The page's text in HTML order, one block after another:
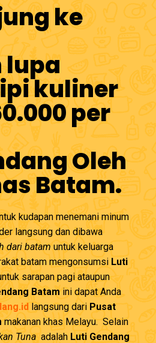
ke
lupa
kuliner
per
Oleh
Batam.
kudapan menemani minum
langsung dan dibawa
dari batamuntuk keluarga
batam mengonsumsi Luti
sarapan pagi ataupun
Batamini dapat Anda
langsung dari Pusat
makanan khas Melayu. Selain
Tunaadalah Luti Gendang